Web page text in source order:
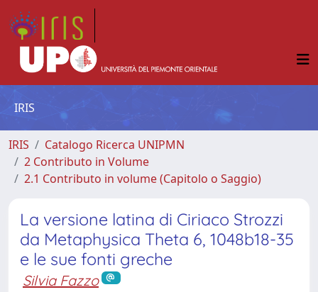
IRIS
IRIS
Catalogo Ricerca UNIPMN
2 Contributo in Volume
2.1 Contributo in volume (Capitolo o Saggio)
La versione latina di Ciriaco Strozzi
da Metaphysica Theta 6, 1048b18-35
e le sue fonti greche
Silvia Fazzo